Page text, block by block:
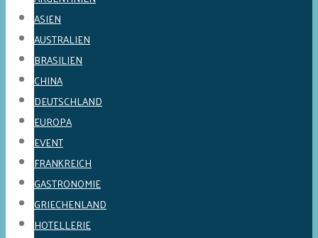
ASIEN
AUSTRALIEN
BRASILIEN
CHINA
DEUTSCHLAND
EUROPA
EVENT
FRANKREICH
GASTRONOMIE
GRIECHENLAND
HOTELLERIE